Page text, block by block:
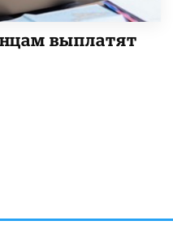
выплатят